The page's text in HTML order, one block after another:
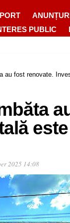
PUBLIC
au fost renovate.
2025 14:08